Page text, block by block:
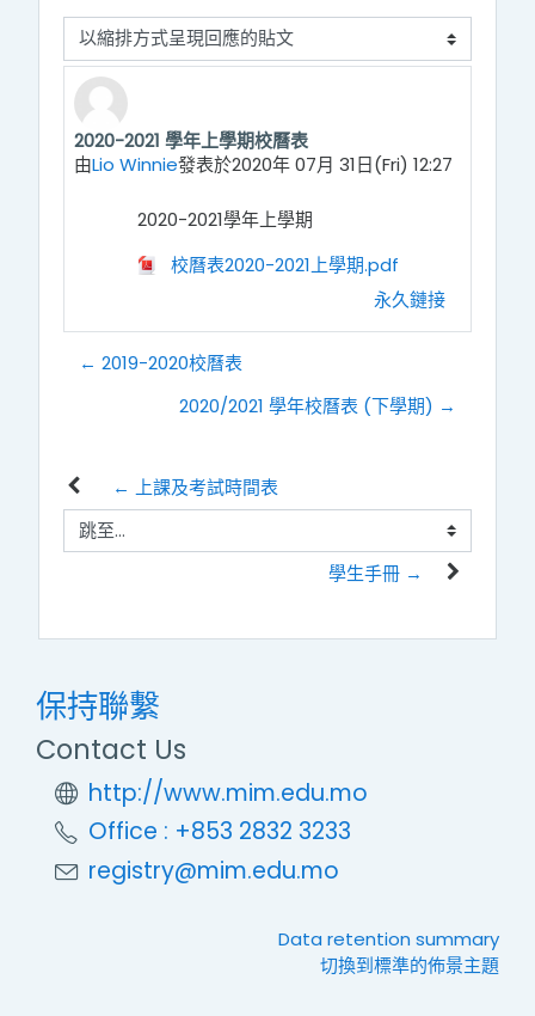
顯示模式
2020-2021 學年上學期校曆表
由Lio Winnie發表於2020年 07月 31日(Fri) 12:27
Number of replies: 0
2020-2021學年上學期
校曆表2020-2021上學期.pdf
永久鏈接
← 2019-2020校曆表
2020/2021 學年校曆表 (下學期) →
← 上課及考試時間表
跳至...
學生手冊 →
保持聯繫
Contact Us
http://www.mim.edu.mo
Office : +853 2832 3233
registry@mim.edu.mo
Data retention summary
切換到標準的佈景主題